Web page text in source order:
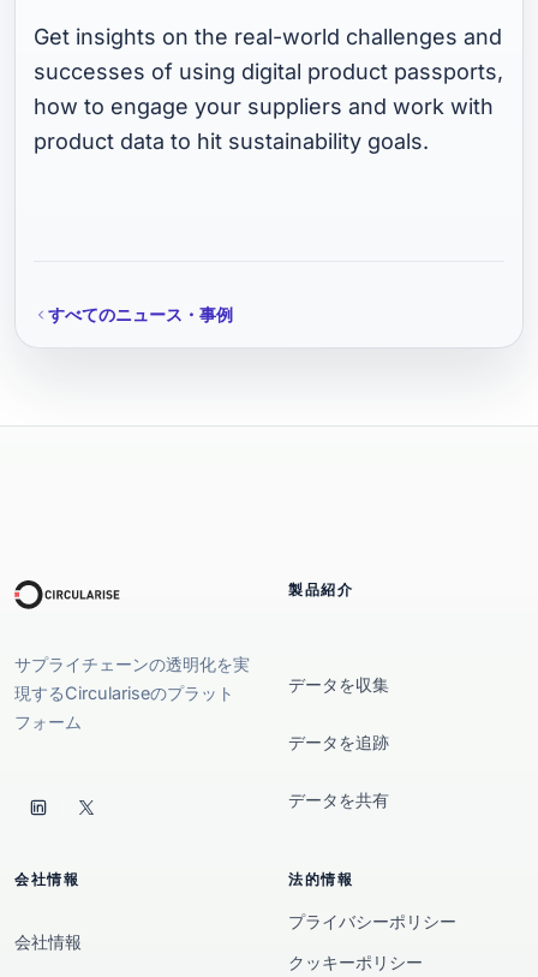
Get insights on the real-world challenges and
successes of using digital product passports,
how to engage your suppliers and work with
product data to hit sustainability goals.
すべてのニュース・事例
サプライチェーンの透明化を実
現するCirculariseのプラット
フォーム
製品紹介
データを収集
データを追跡
データを共有
会社情報
会社情報
法的情報
プライバシーポリシー
クッキーポリシー